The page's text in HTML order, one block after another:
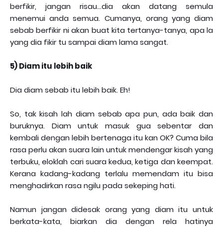
berfikir, jangan risau...dia akan datang semula
menemui anda semua. Cumanya, orang yang diam
sebab berfikir ni akan buat kita tertanya-tanya, apa la
yang dia fikir tu sampai diam lama sangat.
5) Diam itu lebih baik
Dia diam sebab itu lebih baik. Eh!
So, tak kisah lah diam sebab apa pun, ada baik dan
buruknya. Diam untuk masuk gua sebentar dan
kembali dengan lebih bertenaga itu kan OK? Cuma bila
rasa perlu akan suara lain untuk mendengar kisah yang
terbuku, eloklah cari suara kedua, ketiga dan keempat.
Kerana kadang-kadang terlalu memendam itu bisa
menghadirkan rasa ngilu pada sekeping hati.
Namun jangan didesak orang yang diam itu untuk
berkata-kata, biarkan dia dengan rela hatinya